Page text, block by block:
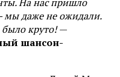
мы даже не ожидали.
было круто!—
шансон-